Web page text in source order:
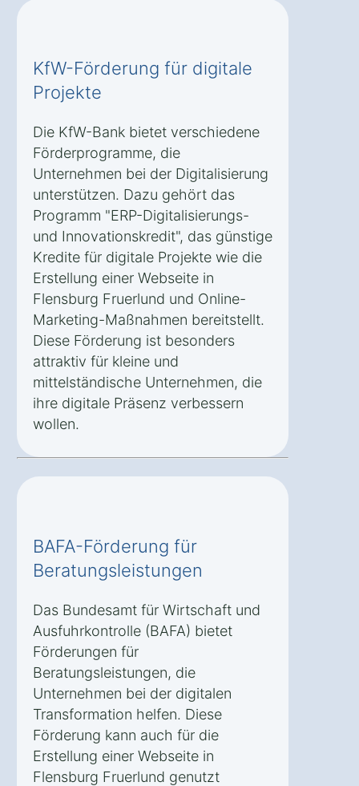
KfW-Förderung für digitale
Projekte
Die KfW-Bank bietet verschiedene
Förderprogramme, die
Unternehmen bei der Digitalisierung
unterstützen. Dazu gehört das
Programm "ERP-Digitalisierungs-
und Innovationskredit", das günstige
Kredite für digitale Projekte wie die
Erstellung einer Webseite in
Flensburg Fruerlund und Online-
Marketing-Maßnahmen bereitstellt.
Diese Förderung ist besonders
attraktiv für kleine und
mittelständische Unternehmen, die
ihre digitale Präsenz verbessern
wollen.
BAFA-Förderung für
Beratungsleistungen
Das Bundesamt für Wirtschaft und
Ausfuhrkontrolle (BAFA) bietet
Förderungen für
Beratungsleistungen, die
Unternehmen bei der digitalen
Transformation helfen. Diese
Förderung kann auch für die
Erstellung einer Webseite in
Flensburg Fruerlund genutzt